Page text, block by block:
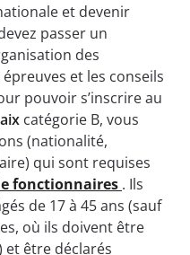
et devenir
passer un
des
et les conseils
pouvoir s’inscrire au
catégorie B, vous
(nationalité,
qui sont requises
fonctionnaires . Ils
de 17 à 45 ans (sauf
où ils doivent être
et être déclarés